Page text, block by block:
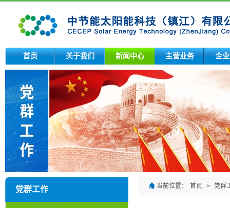
首页 关于我们 新闻中心 主营业务 企
党群工作 当前位置： 首页 > 党群